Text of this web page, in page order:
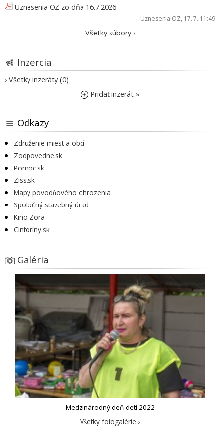
Uznesenia OZ zo dňa 16.7.2026
Uznesenia OZ, 17. 7. 11:49
Všetky súbory ›
Inzercia
› Všetky inzeráty (0)
Pridať inzerát ››
Odkazy
Združenie miest a obcí
Zodpovedne.sk
Pomoc.sk
Ziss.sk
Mapy povodňového ohrozenia
Spoločný stavebný úrad
Kino Zora
Cintoríny.sk
Galéria
Medzinárodný deň detí 2022
Všetky fotogalérie ›